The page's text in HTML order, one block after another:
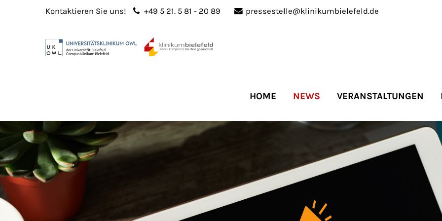
Login
Benutzername
Anmelden
Register
24h/
We offer support for our
customers
Have any questions?
+44 1234 567 890
Drop us a line
info@yourdomain.com
Kontaktieren Sie uns! +49 5 21. 5 81 - 20 89 pressestelle@klinikumbielefeld.de
HOME NEWS VERANSTALTUNGEN